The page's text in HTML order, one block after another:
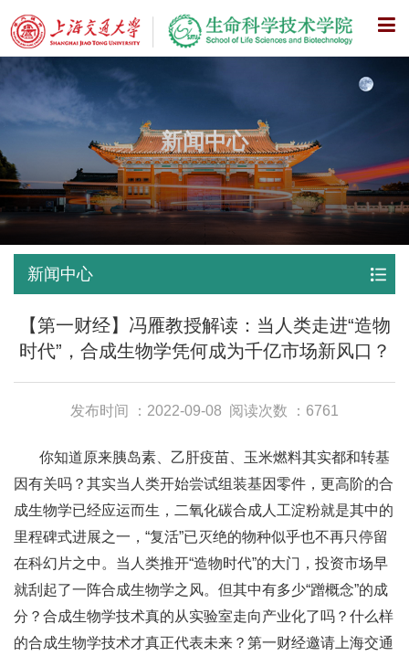
X
新闻中心
新闻中心
【第一财经】冯雁教授解读：当人类走进“造物
时代”，合成生物学凭何成为千亿市场新风口？
发布时间 ：2022-09-08 阅读次数 ：6761
你知道原来胰岛素、乙肝疫苗、玉米燃料其实都和转基
因有关吗？其实当人类开始尝试组装基因零件，更高阶的合
成生物学已经应运而生，二氧化碳合成人工淀粉就是其中的
里程碑式进展之一，“复活”已灭绝的物种似乎也不再只停留
在科幻片之中。当人类推开“造物时代”的大门，投资市场早
就刮起了一阵合成生物学之风。但其中有多少“蹭概念”的成
分？合成生物学技术真的从实验室走向产业化了吗？什么样
的合成生物学技术才真正代表未来？第一财经邀请上海交通